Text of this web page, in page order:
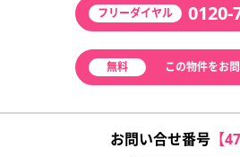
フリーダイヤル 0120-
無料 この物件をお
お問い合せ番号【